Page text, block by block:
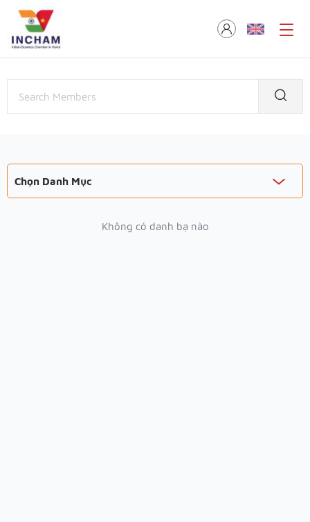
Chọn Danh Mục
Không có danh bạ nào